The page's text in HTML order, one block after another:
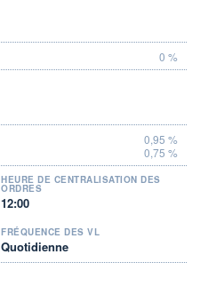
0 %
0,95 %
0,75 %
HEURE DE CENTRALISATION DES
ORDRES
12:00
FRÉQUENCE DES VL
Quotidienne